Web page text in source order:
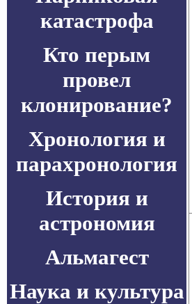
катастрофа
Кто перым
провел
клонирование?
Хронология и
парахронология
История и
астрономия
Альмагест
Наука и культура